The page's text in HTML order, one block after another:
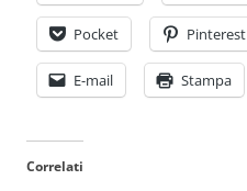
Pocket Pinterest
E-mail Stampa
Correlati